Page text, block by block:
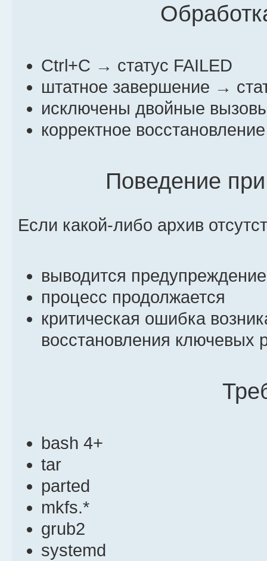
Ctrl+C → статус FAILED
штатное завершение →
исключены двойные
корректное
Поведение
Если какой-либо архив
выводится предупреждение
процесс продолжается
критическая ошибка
восстановления ключевых
bash 4+
tar
parted
mkfs.*
grub2
systemd